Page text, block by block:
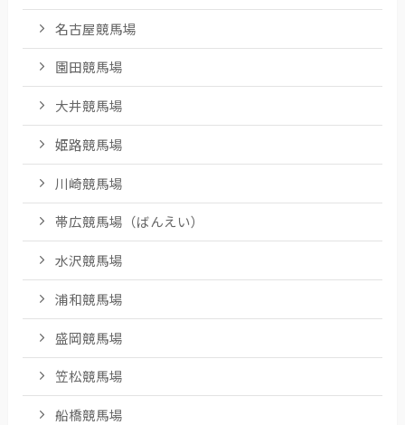
名古屋競馬場
園田競馬場
大井競馬場
姫路競馬場
川崎競馬場
帯広競馬場（ばんえい）
水沢競馬場
浦和競馬場
盛岡競馬場
笠松競馬場
船橋競馬場